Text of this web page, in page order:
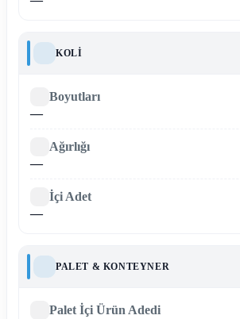
KOLI
Boyutları
—
Ağırlığı
—
İçi Adet
—
PALET & KONTEYNER
Palet İçi Ürün Adedi